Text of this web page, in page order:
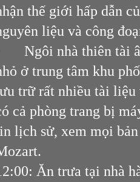
thế giới hấp dẫn
liệu và công
Ngôi nhà thiên tài
ở trung tâm khu
trữ rất nhiều tài liệu
cả phòng trang bị
lịch sử, xem mọi
Ăn trưa tại nhà